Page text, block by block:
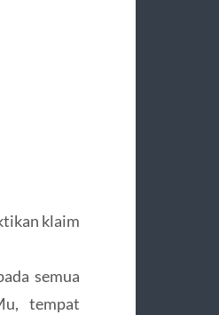
klaim
semua
tempat